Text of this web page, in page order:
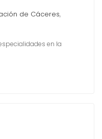
de Cáceres,
en la